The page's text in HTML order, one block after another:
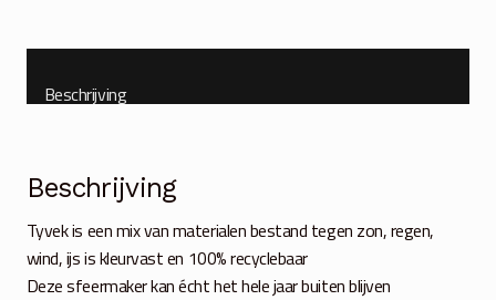
Beschrijving
Beschrijving
Tyvek is een mix van materialen bestand tegen zon, regen,
wind, ijs is kleurvast en 100% recyclebaar
Deze sfeermaker kan écht het hele jaar buiten blijven